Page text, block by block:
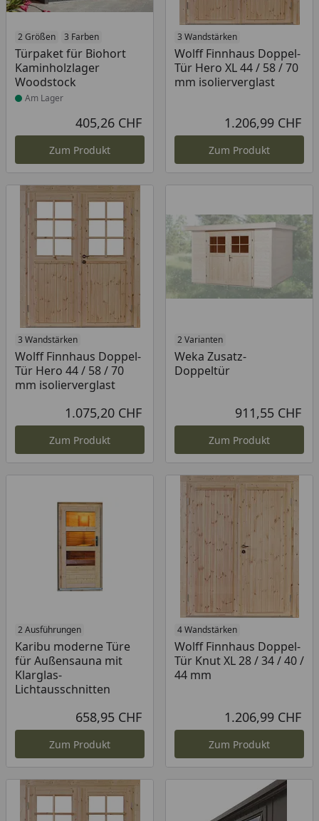
2 Größen 3 Farben
Türpaket für Biohort
Kaminholzlager
Woodstock
Produkt am Lager
Am Lager
405,26 CHF
Zum Produkt
3 Wandstärken
Wolff Finnhaus Doppel-
Tür Hero XL 44 / 58 / 70
mm isolierverglast
1.206,99 CHF
Zum Produkt
3 Wandstärken
Wolff Finnhaus Doppel-
Tür Hero 44 / 58 / 70
mm isolierverglast
1.075,20 CHF
Zum Produkt
2 Varianten
Weka Zusatz-
Doppeltür
911,55 CHF
Zum Produkt
2 Ausführungen
Karibu moderne Türe
für Außensauna mit
Klarglas-
Lichtausschnitten
658,95 CHF
Zum Produkt
4 Wandstärken
Wolff Finnhaus Doppel-
Tür Knut XL 28 / 34 / 40 /
44 mm
1.206,99 CHF
Zum Produkt